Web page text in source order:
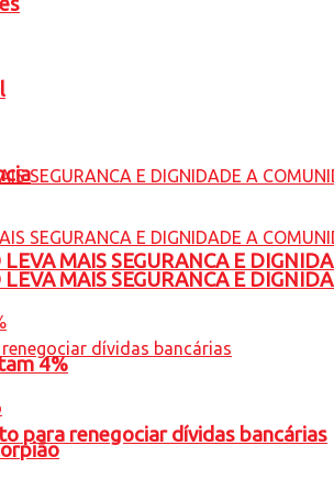
MAIS SEGURANCA E
para renegociar dívidas bancárias
MAIS SEGURANCA E
4%